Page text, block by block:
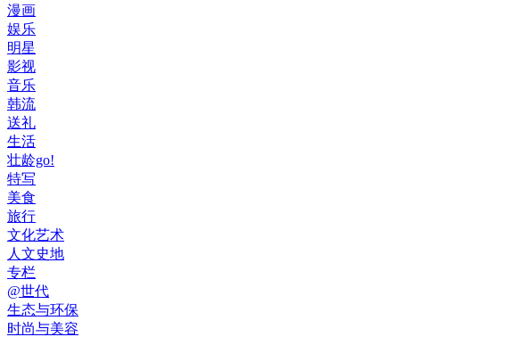
漫画
娱乐
明星
影视
音乐
韩流
送礼
生活
壮龄go!
特写
美食
旅行
文化艺术
人文史地
专栏
@世代
生态与环保
时尚与美容